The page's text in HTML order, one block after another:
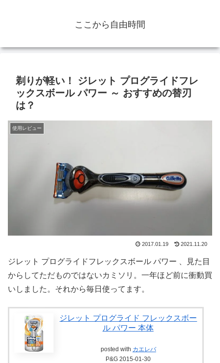
ここから自由時間
剃りが軽い！ ジレット プログライドフレ
ックスボール パワー ～ おすすめの替刃
は？
使用レビュー
2017.01.19 2021.11.20
ジレット プログライドフレックスボール パワー 、見た目
からしてただものではないカミソリ。一年ほど前に衝動買
いしました。それから毎日使ってます。
ジレット プログライド フレックスボー
ル パワー 本体
posted with カエレバ
P&G 2015-01-30